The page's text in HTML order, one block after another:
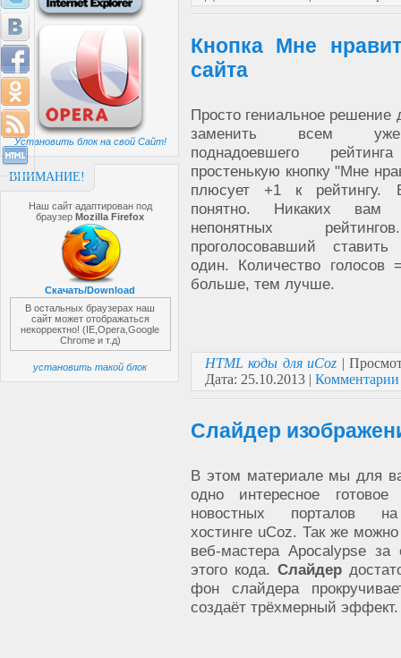
Установить блок на свой Сайт!
ВНИМАНИЕ!
Наш сайт адаптирован под
браузерMozilla Firefox
Скачать/Download
В остальных браузерах наш
сайт может отображаться
некорректно! (IE,Opera,Google
Chrome и т.д)
установить такой блок
Кнопка Мне
сайта
Просто гениальное решение
заменить всем
поднадоевшего
простенькую кнопку "Мне
плюсует +1 к рейтингу.
понятно. Никаких вам
непонятных
проголосовавший
один. Количество голосов
больше, тем лучше.
HTML коды для uCoz |
Дата: 25.10.2013 |
Слайдер
В этом материале мы для
одно интересное
новостных порталов
хостинге uCoz. Так же
веб-мастера Apocalypse за
этого кода. Слайдер
фон слайдера
создаёт трёхмерный